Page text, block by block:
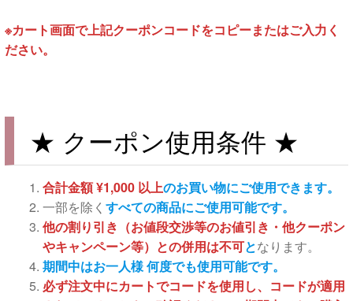
※カート画面で上記クーポンコードをコピーまたはご入力く
ださい。
★ クーポン使用条件 ★
合計金額 ¥1,000 以上のお買い物にご使用できます。
一部を除く すべての商品にご使用可能です。
他の割り引き（お値段交渉等のお値引き・他クーポン
やキャンペーン等）との併用は不可となります。
期間中はお一人様 何度でも使用可能です。
必ず注文中にカートでコードを使用し、コードが適用